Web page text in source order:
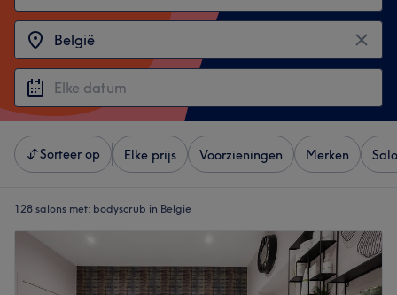
Sorteer op Elke prijs Voorzieningen Merken
128 salons met: bodyscrub in België